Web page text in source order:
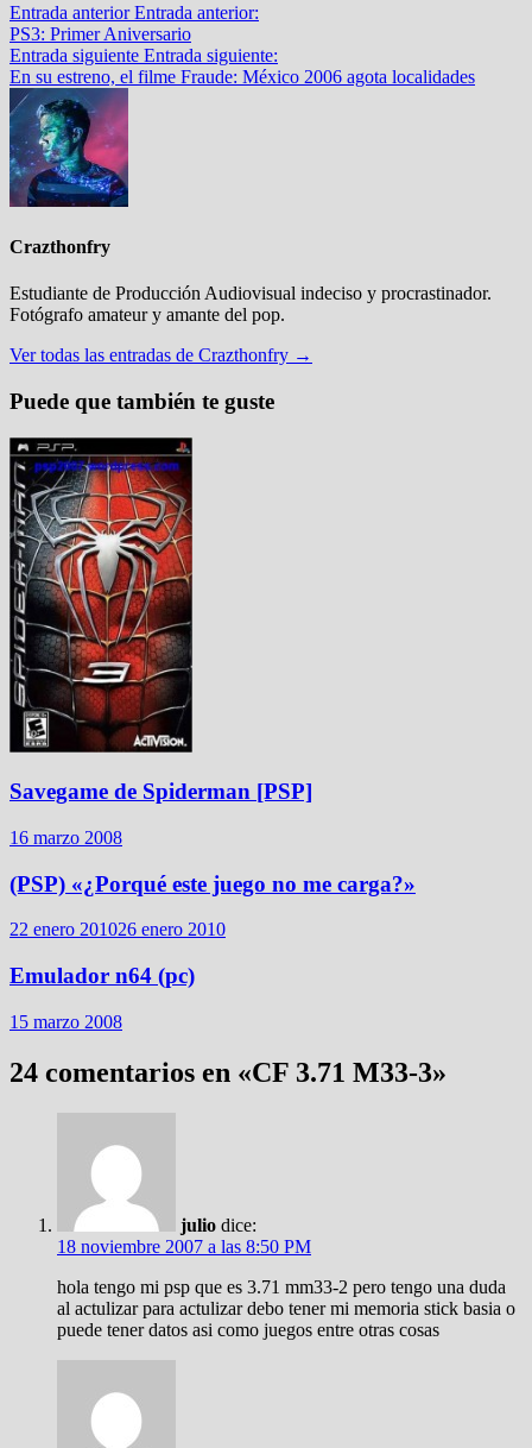
Entrada anterior Entrada anterior:
PS3: Primer Aniversario
Entrada siguiente Entrada siguiente:
En su estreno, el filme Fraude: México 2006 agota localidades
Crazthonfry
Estudiante de Producción Audiovisual indeciso y procrastinador.
Fotógrafo amateur y amante del pop.
Ver todas las entradas de Crazthonfry →
Puede que también te guste
Savegame de Spiderman [PSP]
16 marzo 2008
(PSP) «¿Porqué este juego no me carga?»
22 enero 201026 enero 2010
Emulador n64 (pc)
15 marzo 2008
24 comentarios en «CF 3.71 M33-3»
julio dice:
18 noviembre 2007 a las 8:50 PM
hola tengo mi psp que es 3.71 mm33-2 pero tengo una duda
al actulizar para actulizar debo tener mi memoria stick basia o
puede tener datos asi como juegos entre otras cosas